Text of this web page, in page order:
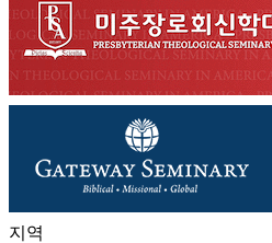
지역